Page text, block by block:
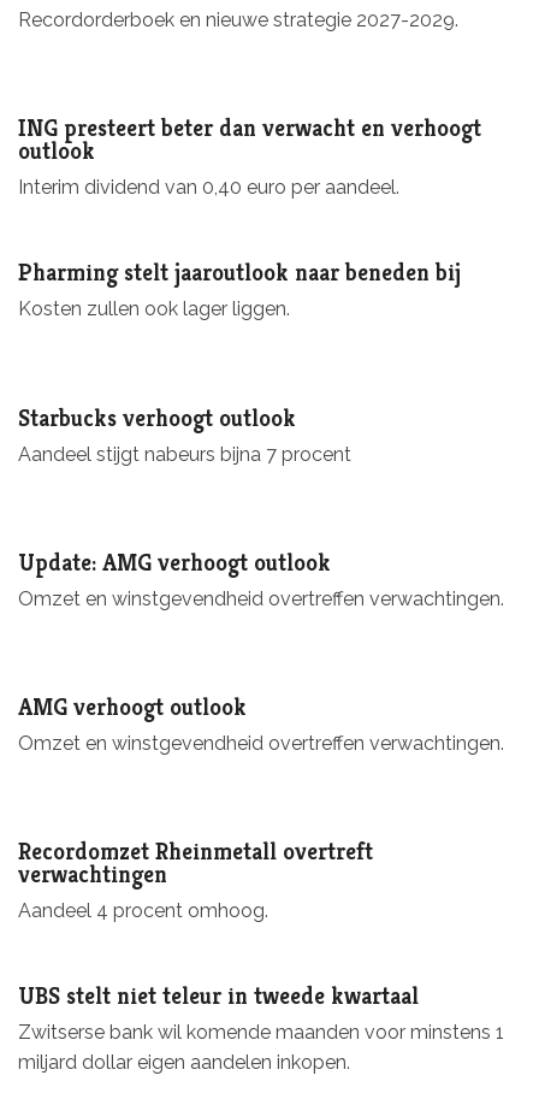
Recordorderboek en nieuwe strategie 2027-2029.
ING presteert beter dan verwacht en verhoogt
outlook
Interim dividend van 0,40 euro per aandeel.
Pharming stelt jaaroutlook naar beneden bij
Kosten zullen ook lager liggen.
Starbucks verhoogt outlook
Aandeel stijgt nabeurs bijna 7 procent
Update: AMG verhoogt outlook
Omzet en winstgevendheid overtreffen verwachtingen.
AMG verhoogt outlook
Omzet en winstgevendheid overtreffen verwachtingen.
Recordomzet Rheinmetall overtreft
verwachtingen
Aandeel 4 procent omhoog.
UBS stelt niet teleur in tweede kwartaal
Zwitserse bank wil komende maanden voor minstens 1
miljard dollar eigen aandelen inkopen.